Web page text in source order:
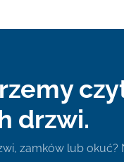
drzwi.
zamków lub